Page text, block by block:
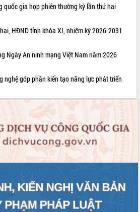
quốc gia họp phiên thường kỳ lần thứ hai
HĐND tỉnh khóa XI, nhiệm kỳ 2026-2031
Ngày An ninh mạng Việt Nam năm 2026
nghệ góp phần kiến tạo năng lực phát triển